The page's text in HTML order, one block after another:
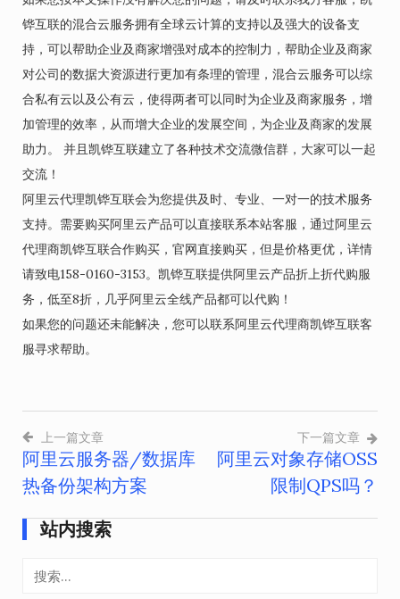
铧互联的混合云服务拥有全球云计算的支持以及强大的设备支
持，可以帮助企业及商家增强对成本的控制力，帮助企业及商家
对公司的数据大资源进行更加有条理的管理，混合云服务可以综
合私有云以及公有云，使得两者可以同时为企业及商家服务，增
加管理的效率，从而增大企业的发展空间，为企业及商家的发展
助力。 并且凯铧互联建立了各种技术交流微信群，大家可以一起
交流！
阿里云代理凯铧互联会为您提供及时、专业、一对一的技术服务
支持。需要购买阿里云产品可以直接联系本站客服，通过阿里云
代理商凯铧互联合作购买，官网直接购买，但是价格更优，详情
请致电158-0160-3153。凯铧互联提供阿里云产品折上折代购服
务，低至8折，几乎阿里云全线产品都可以代购！
如果您的问题还未能解决，您可以联系阿里云代理商凯铧互联客
服寻求帮助。
文
章
导
航
上一篇文章
阿里云服务器/数据库
热备份架构方案
下一篇文章
阿里云对象存储OSS
限制QPS吗？
站内搜索